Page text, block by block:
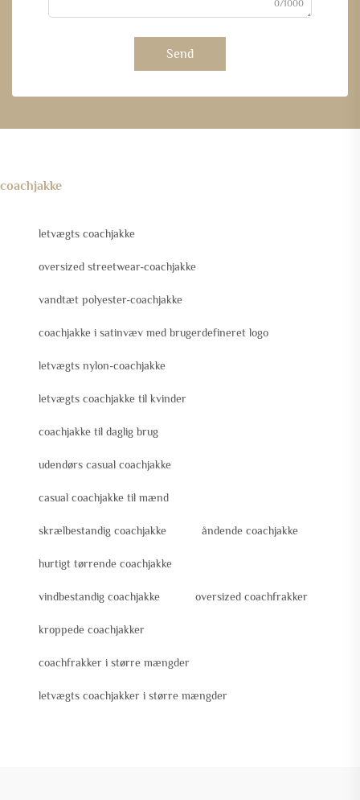
0/1000
Send
coachjakke
letvægts coachjakke
oversized streetwear-coachjakke
vandtæt polyester-coachjakke
coachjakke i satinvæv med brugerdefineret logo
letvægts nylon-coachjakke
letvægts coachjakke til kvinder
coachjakke til daglig brug
udendørs casual coachjakke
casual coachjakke til mænd
skrælbestandig coachjakke åndende coachjakke
hurtigt tørrende coachjakke
vindbestandig coachjakke oversized coachfrakker
kroppede coachjakker
coachfrakker i større mængder
letvægts coachjakker i større mængder